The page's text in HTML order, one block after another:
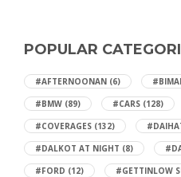
POPULAR
#AFTERNOONAN (6)
#BMW (89) #CARS (128)
#COVERAGES (132)
#DALKOT AT NIGHT (8)
#FORD (12) #GETTINLOW